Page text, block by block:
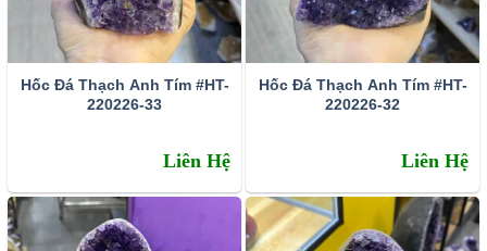
Màu sắc: Tất cả các dạng của màu tím như trắng phớt
tím, tím ánh hồng đến tím đậm, tím violet, màu xanh biển
và xám.
Chỉ số chiết quang: 1.544 – 1.553
Độ trong suốt: Trong suốt
Hốc Đá Thạch Anh Tím #HT-
220226-33
Liên Hệ
Hốc Đá Thạch Anh Tím #HT-
220226-32
Liên Hệ